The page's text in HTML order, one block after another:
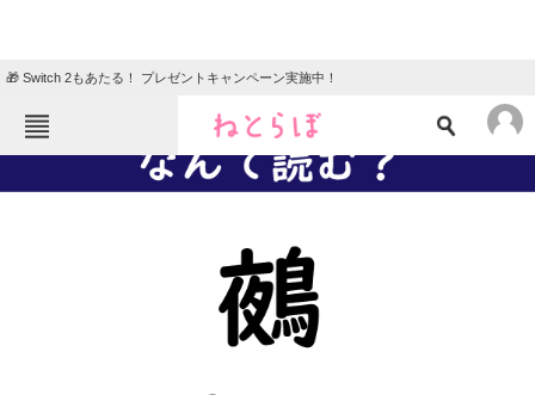
🎁 Switch 2もあたる！ プレゼントキャンペーン実施中！
ねとらぼメニュー
TOP ニュース
クイズ
地域
教育・育児